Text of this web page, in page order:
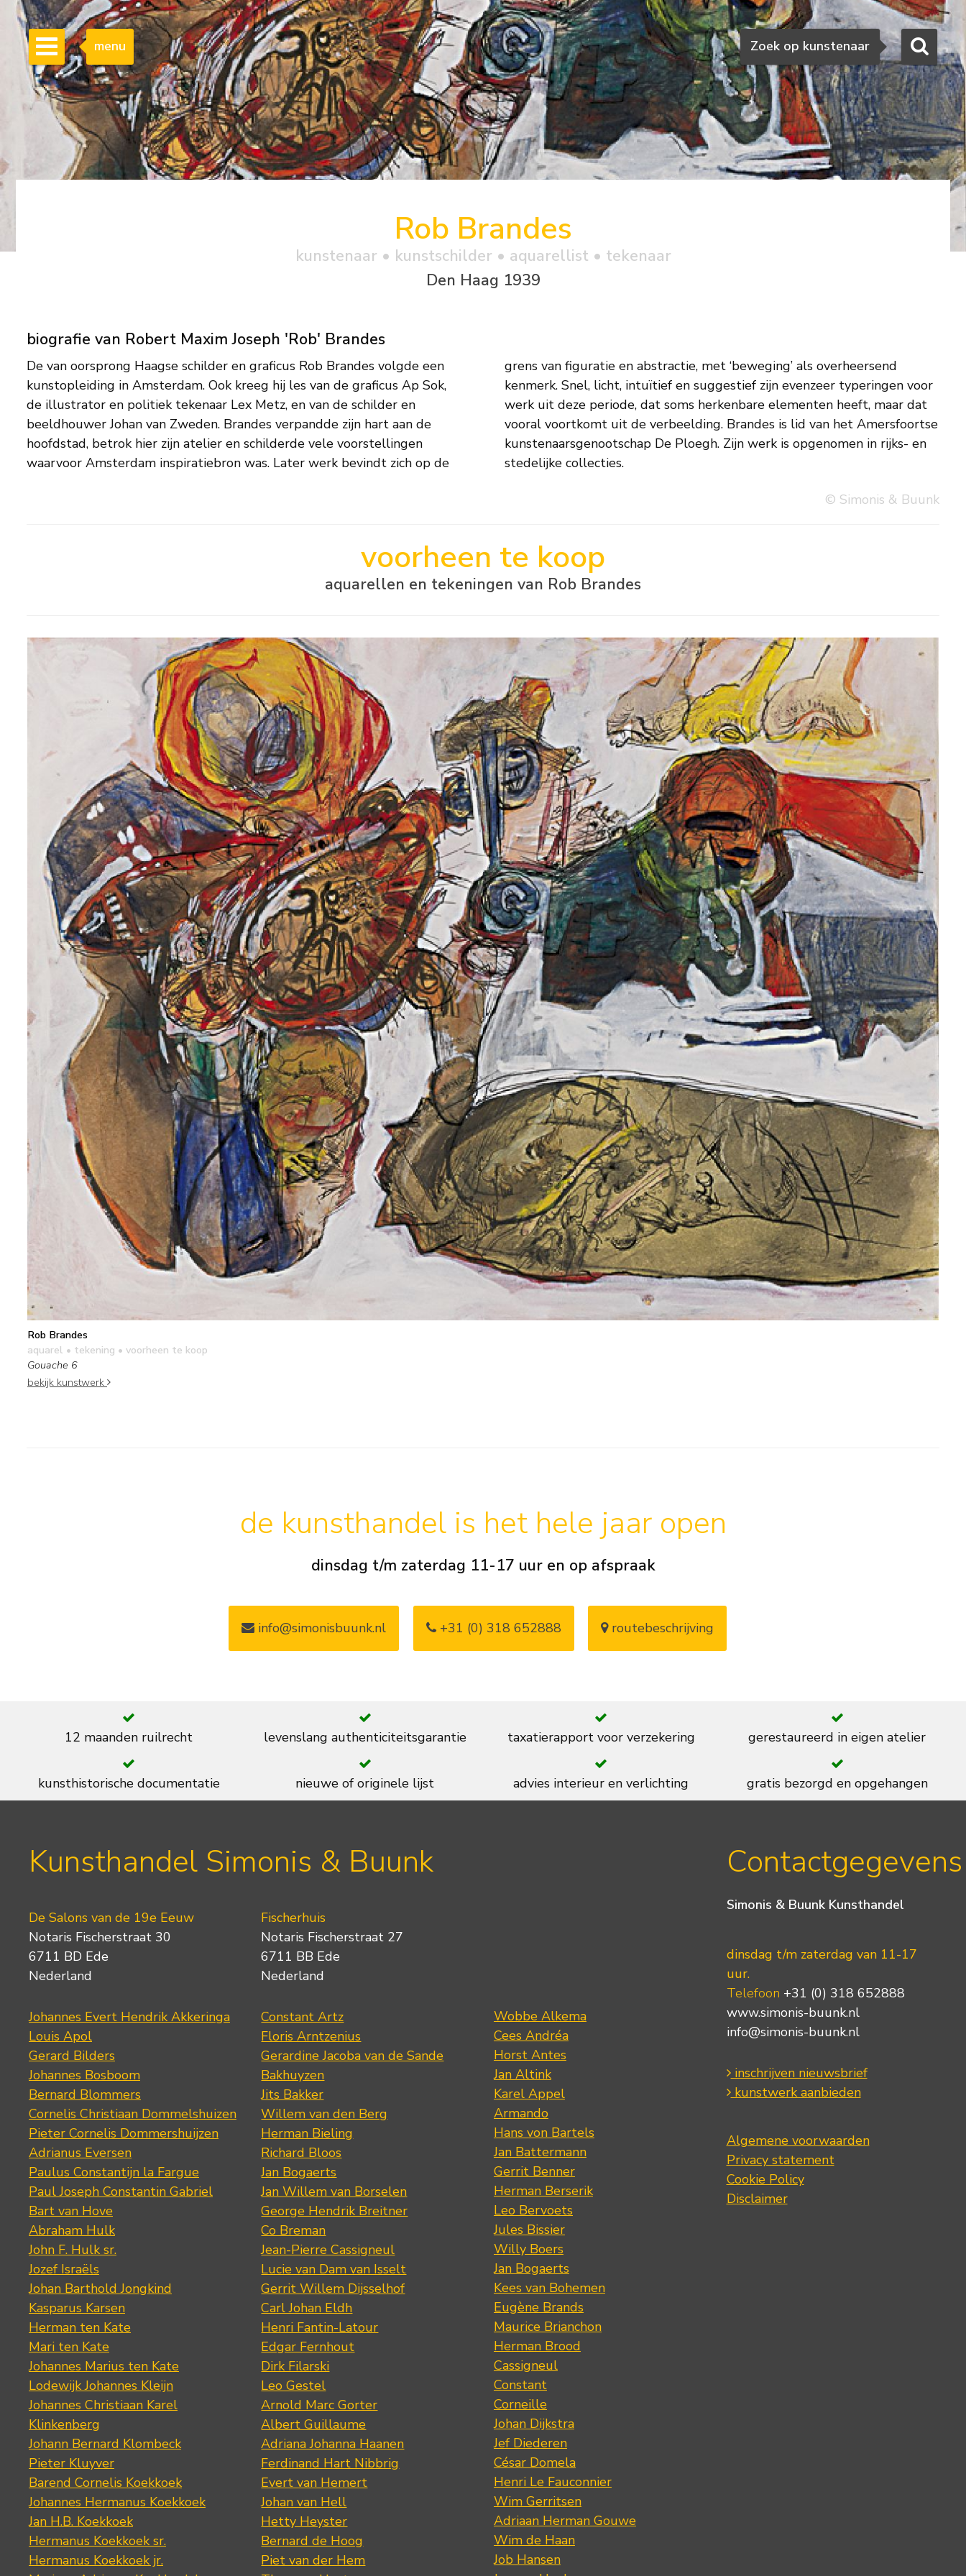
Zoeken
Zoek op kunstenaar
menu
Rob Brandes
kunstenaar • kunstschilder • aquarellist • tekenaar
Den Haag 1939
biografie van Robert Maxim Joseph 'Rob' Brandes
De van oorsprong Haagse schilder en graficus Rob Brandes volgde een
kunstopleiding in Amsterdam. Ook kreeg hij les van de graficus Ap Sok,
de illustrator en politiek tekenaar Lex Metz, en van de schilder en
beeldhouwer Johan van Zweden. Brandes verpandde zijn hart aan de
hoofdstad, betrok hier zijn atelier en schilderde vele voorstellingen
waarvoor Amsterdam inspiratiebron was. Later werk bevindt zich op de
grens van figuratie en abstractie, met ‘beweging’ als overheersend
kenmerk. Snel, licht, intuïtief en suggestief zijn evenzeer typeringen voor
werk uit deze periode, dat soms herkenbare elementen heeft, maar dat
vooral voortkomt uit de verbeelding. Brandes is lid van het Amersfoortse
kunstenaarsgenootschap De Ploegh. Zijn werk is opgenomen in rijks- en
stedelijke collecties.
© Simonis & Buunk
voorheen te koop
aquarellen en tekeningen van Rob Brandes
Rob Brandes
aquarel • tekening • voorheen te koop
Gouache 6
bekijk kunstwerk
de kunsthandel is het hele jaar open
dinsdag t/m zaterdag 11-17 uur en op afspraak
info@simonisbuunk.nl +31 (0) 318 652888 routebeschrijving
12 maanden ruilrecht levenslang authenticiteitsgarantie taxatierapport voor verzekering gerestaureerd in eigen atelier
kunsthistorische documentatie nieuwe of originele lijst advies interieur en verlichting gratis bezorgd en opgehangen
Kunsthandel Simonis & Buunk
De Salons van de 19e Eeuw
Notaris Fischerstraat 30
6711 BD Ede
Nederland
Johannes Evert Hendrik Akkeringa
Louis Apol
Gerard Bilders
Johannes Bosboom
Bernard Blommers
Cornelis Christiaan Dommelshuizen
Pieter Cornelis Dommershuijzen
Adrianus Eversen
Paulus Constantijn la Fargue
Paul Joseph Constantin Gabriel
Bart van Hove
Abraham Hulk
John F. Hulk sr.
Jozef Israëls
Johan Barthold Jongkind
Kasparus Karsen
Herman ten Kate
Mari ten Kate
Johannes Marius ten Kate
Lodewijk Johannes Kleijn
Johannes Christiaan Karel
Klinkenberg
Johann Bernard Klombeck
Pieter Kluyver
Barend Cornelis Koekkoek
Johannes Hermanus Koekkoek
Jan H.B. Koekkoek
Hermanus Koekkoek sr.
Hermanus Koekkoek jr.
Fischerhuis
Notaris Fischerstraat 27
6711 BB Ede
Nederland
Constant Artz
Floris Arntzenius
Gerardine Jacoba van de Sande
Bakhuyzen
Jits Bakker
Willem van den Berg
Herman Bieling
Richard Bloos
Jan Bogaerts
Jan Willem van Borselen
George Hendrik Breitner
Co Breman
Jean-Pierre Cassigneul
Lucie van Dam van Isselt
Gerrit Willem Dijsselhof
Carl Johan Eldh
Henri Fantin-Latour
Edgar Fernhout
Dirk Filarski
Leo Gestel
Arnold Marc Gorter
Albert Guillaume
Adriana Johanna Haanen
Ferdinand Hart Nibbrig
Evert van Hemert
Johan van Hell
Hetty Heyster
Bernard de Hoog
Piet van der Hem
Wobbe Alkema
Cees Andréa
Horst Antes
Jan Altink
Karel Appel
Armando
Hans von Bartels
Jan Battermann
Gerrit Benner
Herman Berserik
Leo Bervoets
Jules Bissier
Willy Boers
Jan Bogaerts
Kees van Bohemen
Eugène Brands
Maurice Brianchon
Herman Brood
Cassigneul
Constant
Corneille
Johan Dijkstra
Jef Diederen
César Domela
Henri Le Fauconnier
Wim Gerritsen
Adriaan Herman Gouwe
Wim de Haan
Job Hansen
Contactgegevens
Simonis & Buunk Kunsthandel
dinsdag t/m zaterdag van 11-17
uur.
Telefoon +31 (0) 318 652888
www.simonis-buunk.nl
info@simonis-buunk.nl
inschrijven nieuwsbrief
kunstwerk aanbieden
Algemene voorwaarden
Privacy statement
Cookie Policy
Disclaimer